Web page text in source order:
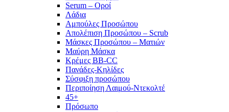
Serum – Οροί
Λάδια
Αμπούλες Προσώπου
Απολέπιση Προσώπου – Scrub
Μάσκες Προσώπου – Ματιών
Μαύρη Μάσκα
Κρέμες BB-CC
Πανάδες-Κηλίδες
Σύσφιξη προσώπου
Περιποίηση Λαιμού-Ντεκολτέ
45+
Πρόσωπο